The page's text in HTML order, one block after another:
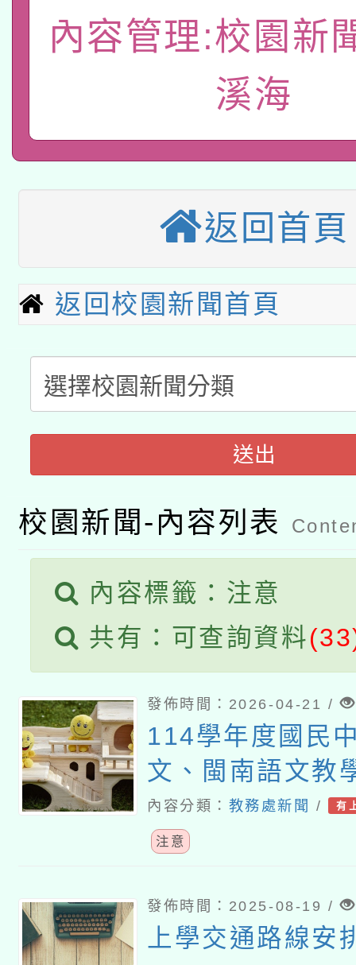
「數位內容與教學軟體
有關大陸委員會函釋公
薪期間赴陸應申請許可
轉知經濟部水利署委託
業技術研究院辦理「
用水績優單位及節水達
115年8月22日(星期六
桃園市孔廟祈福系列
開 智慧啟航」
2026年桃園地景藝術
本校115學年度第2次
招甄選結果公告(無人
招)
適應運動共學行動站研
本館辦理115年度閱讀
暨閱讀推動專業研習
礎課程
A3數位素養講師名單
「數位內容與教學軟體
pilot」
有關大陸委員會函釋公
薪期間赴陸應申請許可
轉知經濟部水利署委託
業技術研究院辦理「
用水績優單位及節水達
動」
桃園市孔廟祈福系列
開 智慧啟航」
2026年桃園地景藝術
內容管理:校園新
溪海
返回首頁
返回校園新聞首頁
送出
校園新聞-內容列表
內容標籤：注意
共有：可查詢資料
發佈時間：2026-04-21 /
114學年度國民
文、閩南語文教
（現職及退休教
畫
內容分類： 教務處新聞 / 有
注意
發佈時間：2025-08-19 /
上學交通路線安